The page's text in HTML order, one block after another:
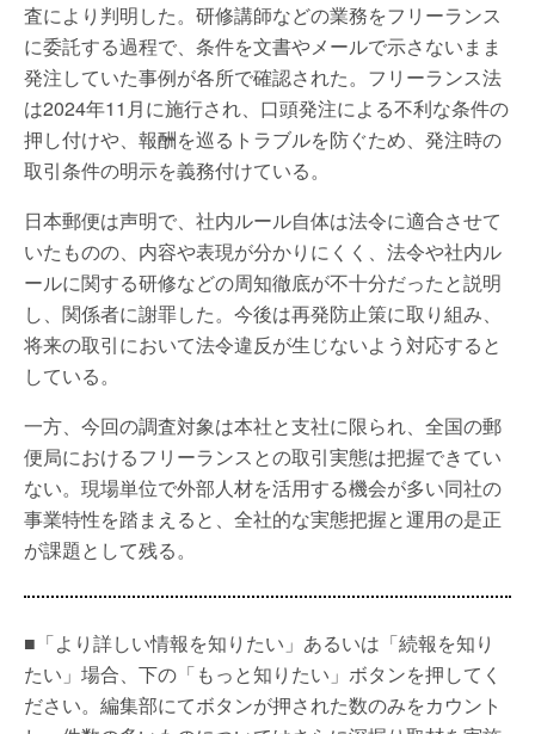
査により判明した。研修講師などの業務をフリーランス
に委託する過程で、条件を文書やメールで示さないまま
発注していた事例が各所で確認された。フリーランス法
は2024年11月に施行され、口頭発注による不利な条件の
押し付けや、報酬を巡るトラブルを防ぐため、発注時の
取引条件の明示を義務付けている。
日本郵便は声明で、社内ルール自体は法令に適合させて
いたものの、内容や表現が分かりにくく、法令や社内ル
ールに関する研修などの周知徹底が不十分だったと説明
し、関係者に謝罪した。今後は再発防止策に取り組み、
将来の取引において法令違反が生じないよう対応すると
している。
一方、今回の調査対象は本社と支社に限られ、全国の郵
便局におけるフリーランスとの取引実態は把握できてい
ない。現場単位で外部人材を活用する機会が多い同社の
事業特性を踏まえると、全社的な実態把握と運用の是正
が課題として残る。
■「より詳しい情報を知りたい」あるいは「続報を知り
たい」場合、下の「もっと知りたい」ボタンを押してく
ださい。編集部にてボタンが押された数のみをカウント